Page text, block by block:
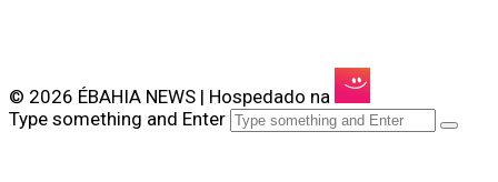
© 2026 ÉBAHIA NEWS | Hospedado na
Type something and Enter